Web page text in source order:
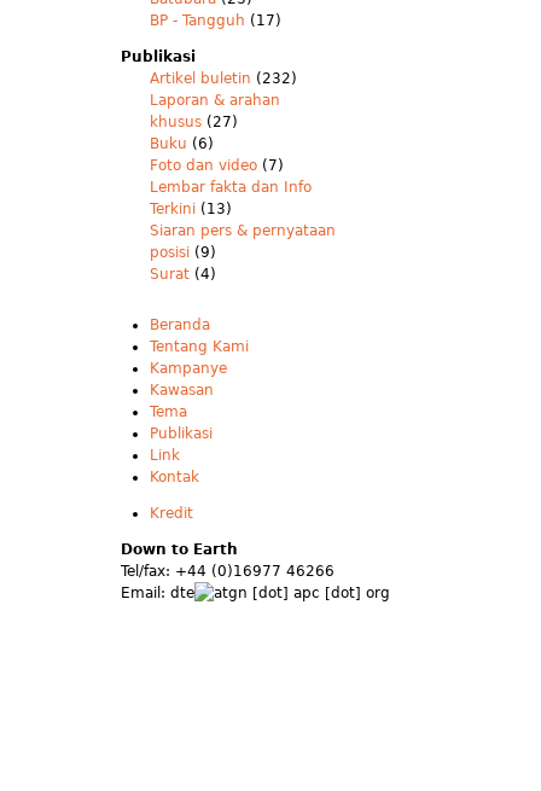
BP - Tangguh (17)
Publikasi
Artikel buletin (232)
Laporan & arahan
khusus (27)
Buku (6)
Foto dan video (7)
Lembar fakta dan Info
Terkini (13)
Siaran pers & pernyataan
posisi (9)
Surat (4)
Beranda
Tentang Kami
Kampanye
Kawasan
Tema
Publikasi
Link
Kontak
Kredit
Down to Earth
Tel/fax: +44 (0)16977 46266
Email: dte gn [dot] apc [dot] org